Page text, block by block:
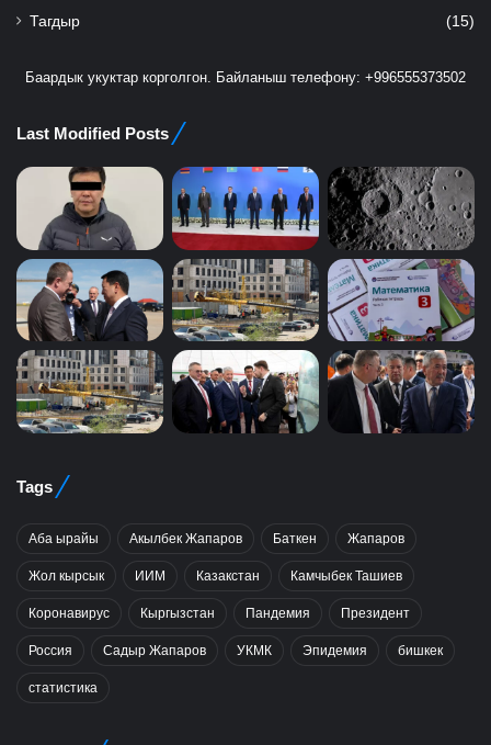
Тагдыр (15)
Баардык укуктар корголгон. Байланыш телефону: +996555373502
Last Modified Posts
Tags
Аба ырайы Акылбек Жапаров Баткен Жапаров
Жол кырсык ИИМ Казакстан Камчыбек Ташиев
Коронавирус Кыргызстан Пандемия Президент
Россия Садыр Жапаров УКМК Эпидемия бишкек
статистика